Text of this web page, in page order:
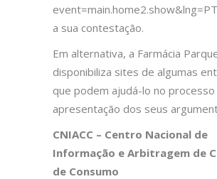
a sua contestação.
Em alternativa, a Farmácia
disponibiliza sites de algumas
que podem ajudá-lo no processo
apresentação dos seus
CNIACC – Centro Nacional de
Informação e Arbitragem de
de Consumo